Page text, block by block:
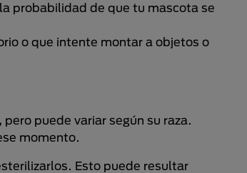
probabilidad de que tu mascota se
o que intente montar a objetos o
pero puede variar según su raza.
momento.
Esto puede resultar